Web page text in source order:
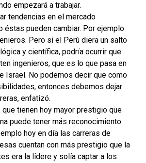
empezará a trabajar.
tendencias en el mercado
éstas pueden cambiar. Por ejemplo
Pero si el Perú diera un salto
y científica, podría ocurrir que
ingenieros, que es lo que pasa en
Israel. No podemos decir que como
entonces debemos dejar
enfatizó.
tienen hoy mayor prestigio que
puede tener más reconocimiento
hoy en día las carreras de
cuentan con más prestigio que la
era la lídere y solía captar a los